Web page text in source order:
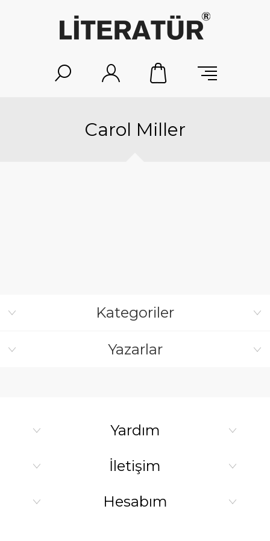
Carol Miller
Kategoriler
Yazarlar
Yardım
İletişim
Hesabım